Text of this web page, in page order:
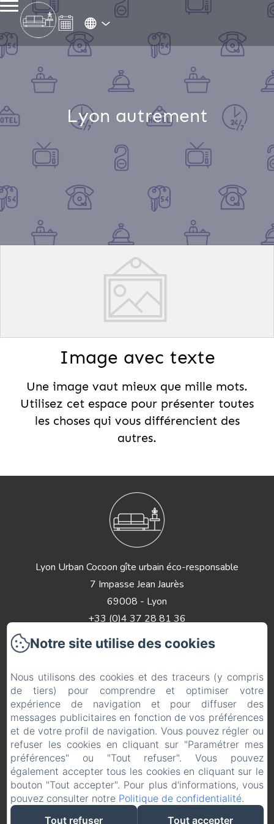
Lyon autrement
Image avec texte
Une image vaut mieux que mille mots.
Utilisez cet espace pour présenter toutes
les choses qui vous différencient des
autres.
Lyon Urban Cocoon gîte urbain éco-responsable
7 Impasse Jean Jaurès
69008 - Lyon
+33 (0)4 37 28 81 36
Contactez nous
Appartements
Contacts
Mentions légales
Mentions légales
EN
FR
Créé par Amenitiz
Notre site utilise des cookies
Nous utilisons des cookies et des traceurs (y compris
de tiers) pour comprendre et optimiser votre
expérience de navigation et pour diffuser des
messages publicitaires en fonction de vos préférences
et de votre profil de navigation. Vous pouvez régler ou
refuser les cookies en cliquant sur "Paramétrer mes
préférences" ou "Tout refuser". Vous pouvez
également accepter tous les cookies en cliquant sur le
bouton "Tout accepter". Pour plus d'informations, vous
pouvez consulter notre Politique de confidentialité.
Tout refuser
Tout accepter